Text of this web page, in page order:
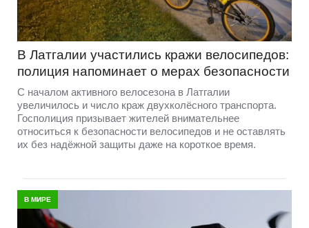
В Латгалии участились кражи велосипедов:
полиция напоминает о мерах безопасности
С началом активного велосезона в Латгалии
увеличилось и число краж двухколёсного транспорта.
Госполиция призывает жителей внимательнее
относиться к безопасности велосипедов и не оставлять
их без надёжной защиты даже на короткое время.
В МИРЕ